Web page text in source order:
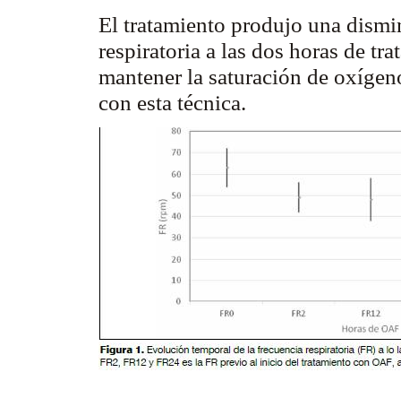
El tratamiento produjo una
respiratoria a las dos horas de
mantener la saturación de
con esta técnica.